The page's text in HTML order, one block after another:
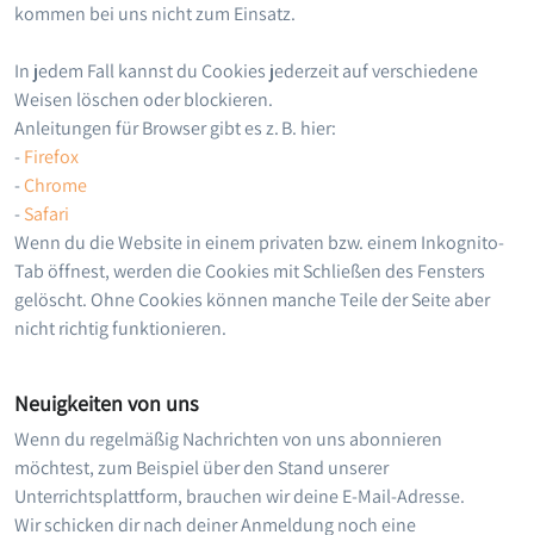
kommen bei uns nicht zum Einsatz.
In jedem Fall kannst du Cookies jederzeit auf verschiedene
Weisen löschen oder blockieren.
Anleitungen für Browser gibt es z. B. hier:
- Firefox
- Chrome
- Safari
Wenn du die Website in einem privaten bzw. einem Inkognito-
Tab öffnest, werden die Cookies mit Schließen des Fensters
gelöscht. Ohne Cookies können manche Teile der Seite aber
nicht richtig funktionieren.
Neuigkeiten von uns
Wenn du regelmäßig Nachrichten von uns abonnieren
möchtest, zum Beispiel über den Stand unserer
Unterrichtsplattform, brauchen wir deine E-Mail-Adresse.
Wir schicken dir nach deiner Anmeldung noch eine